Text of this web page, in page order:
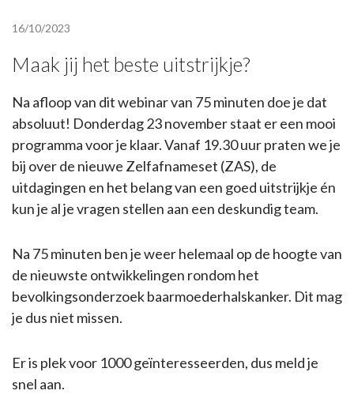
16/10/2023
Maak jij het beste uitstrijkje?
Na afloop van dit webinar van 75 minuten doe je dat
absoluut! Donderdag 23 november staat er een mooi
programma voor je klaar. Vanaf 19.30 uur praten we je
bij over de nieuwe Zelfafnameset (ZAS), de
uitdagingen en het belang van een goed uitstrijkje én
kun je al je vragen stellen aan een deskundig team.
Na 75 minuten ben je weer helemaal op de hoogte van
de nieuwste ontwikkelingen rondom het
bevolkingsonderzoek baarmoederhalskanker. Dit mag
je dus niet missen.
Er is plek voor 1000 geïnteresseerden, dus meld je
snel aan.